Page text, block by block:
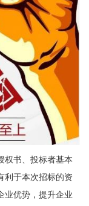
权书、投标者基本
利于本次招标的资
业优势，提升企业